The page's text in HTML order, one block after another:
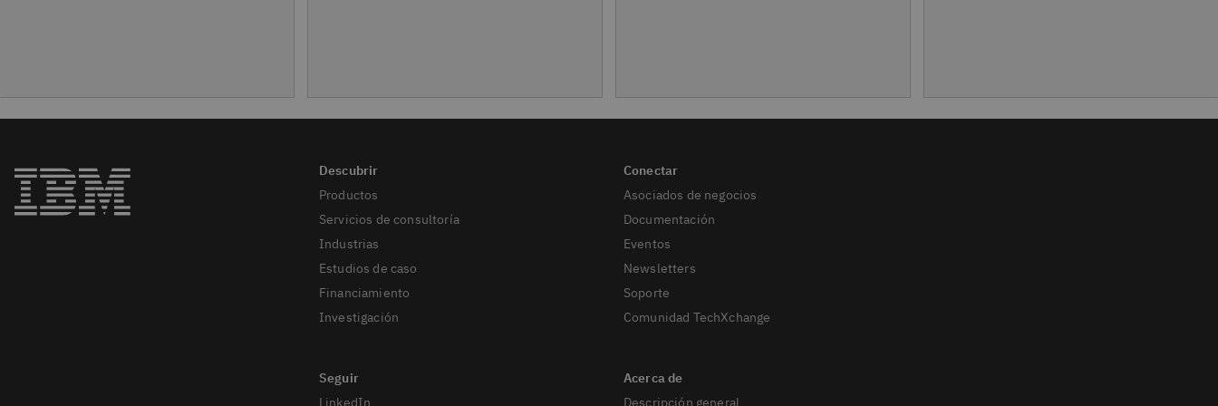
Productos
Servicios de consultoría
Industrias
Estudios de caso
Financiamiento
Investigación
LinkedIn
Asociados de negocios
Documentación
Eventos
Newsletters
Soporte
Comunidad TechXchange
Descripción general